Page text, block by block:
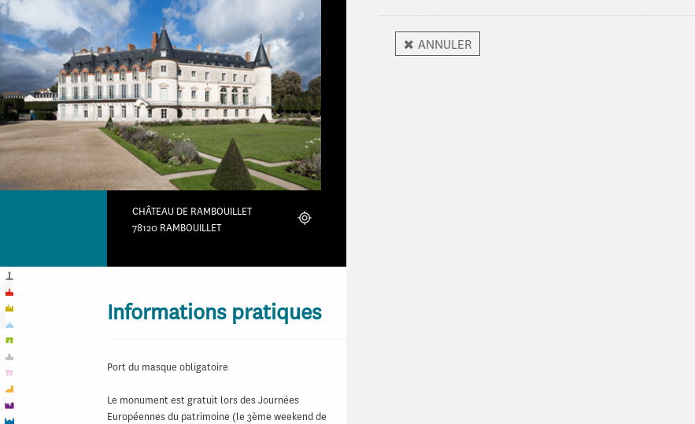
CHÂTEAU DE RAMBOUILLET
78120 RAMBOUILLET
Localiser
Informations pratiques
Port du masque obligatoire
Le monument est gratuit lors des Journées
Européennes du patrimoine (le 3ème weekend de
ANNULER